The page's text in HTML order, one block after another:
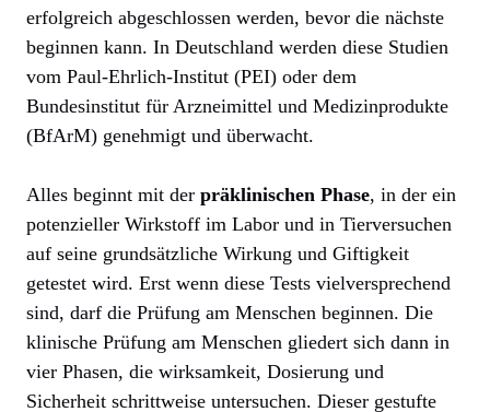
erfolgreich abgeschlossen werden, bevor die nächste
beginnen kann. In Deutschland werden diese Studien
vom Paul-Ehrlich-Institut (PEI) oder dem
Bundesinstitut für Arzneimittel und Medizinprodukte
(BfArM) genehmigt und überwacht.
Alles beginnt mit der präklinischen Phase, in der ein
potenzieller Wirkstoff im Labor und in Tierversuchen
auf seine grundsätzliche Wirkung und Giftigkeit
getestet wird. Erst wenn diese Tests vielversprechend
sind, darf die Prüfung am Menschen beginnen. Die
klinische Prüfung am Menschen gliedert sich dann in
vier Phasen, die wirksamkeit, Dosierung und
Sicherheit schrittweise untersuchen. Dieser gestufte